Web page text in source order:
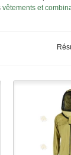
vêtements et